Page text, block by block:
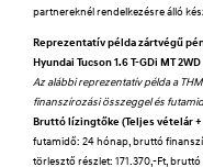
partnereknél rendelkezésre álló
Reprezentatív példa zártvégű
Hyundai Tucson 1.6 T-GDi MT
Az alábbi reprezentatív példa a
finanszírozási összeggel és
Bruttó lízingtőke (Teljes vételár
futamidő: 24 hónap, bruttó
törlesztő részlet: 171.370,-Ft,